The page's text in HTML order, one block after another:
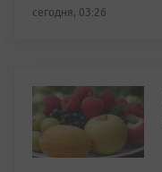
сегодня, 03:26